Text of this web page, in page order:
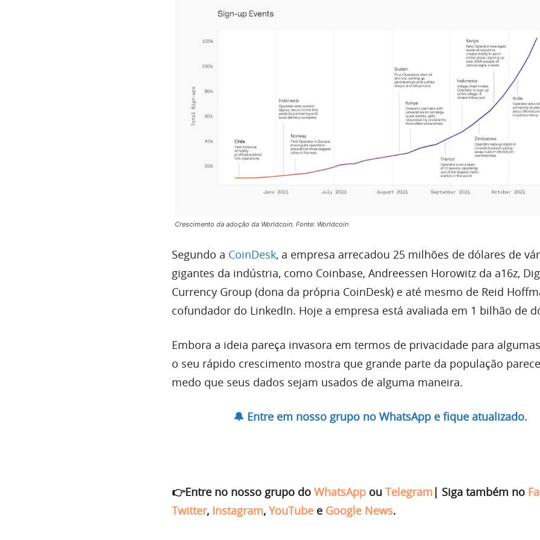
Crescimento da adoção da Worldcoin. Fonte: Worldcoin
Segundo a CoinDesk, a empresa arrecadou 25 milhões de dólares de
gigantes da indústria, como Coinbase, Andreessen Horowitz da a16z,
Currency Group (dona da própria CoinDesk) e até mesmo de Reid
cofundador do LinkedIn. Hoje a empresa está avaliada em 1 bilhão de
Embora a ideia pareça invasora em termos de privacidade para
o seu rápido crescimento mostra que grande parte da população
medo que seus dados sejam usados de alguma maneira.
🔔 Entre em nosso grupo no WhatsApp e fique atualizado.
👉Entre no nosso grupo do WhatsApp ou Telegram | Siga também no
Twitter, Instagram, YouTube e Google News.